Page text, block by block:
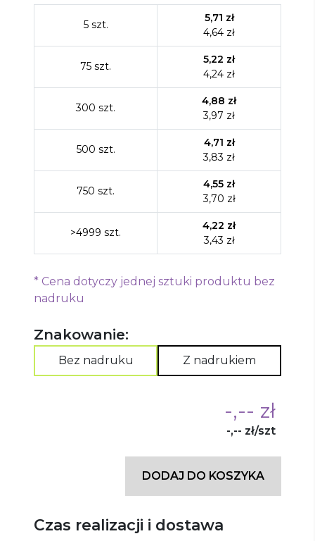
5 szt.
5,71 zł
4,64 zł
75 szt.
5,22 zł
4,24 zł
300 szt.
4,88 zł
3,97 zł
500 szt.
4,71 zł
3,83 zł
750 szt.
4,55 zł
3,70 zł
>4999 szt.
4,22 zł
3,43 zł
* Cena dotyczy jednej sztuki produktu bez
nadruku
Znakowanie:
Bez nadruku Z nadrukiem
-,-- zł
-,-- zł/szt
DODAJ DO KOSZYKA
Czas realizacji i dostawa